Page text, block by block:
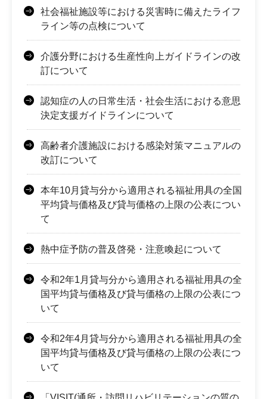
社会福祉施設等における災害時に備えたライフ
ライン等の点検について
介護分野における生産性向上ガイドラインの改
訂について
認知症の人の日常生活・社会生活における意思
決定支援ガイドラインについて
高齢者介護施設における感染対策マニュアルの
改訂について
本年10月貸与分から適用される福祉用具の全国
平均貸与価格及び貸与価格の上限の公表につい
て
熱中症予防の普及啓発・注意喚起について
令和2年1月貸与分から適用される福祉用具の全
国平均貸与価格及び貸与価格の上限の公表につ
いて
令和2年4月貸与分から適用される福祉用具の全
国平均貸与価格及び貸与価格の上限の公表につ
いて